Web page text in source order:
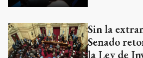
Sin la
Senado
la Ley de